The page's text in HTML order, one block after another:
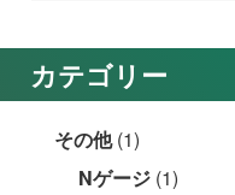
カテゴリー
その他(1)
Nゲージ (1)